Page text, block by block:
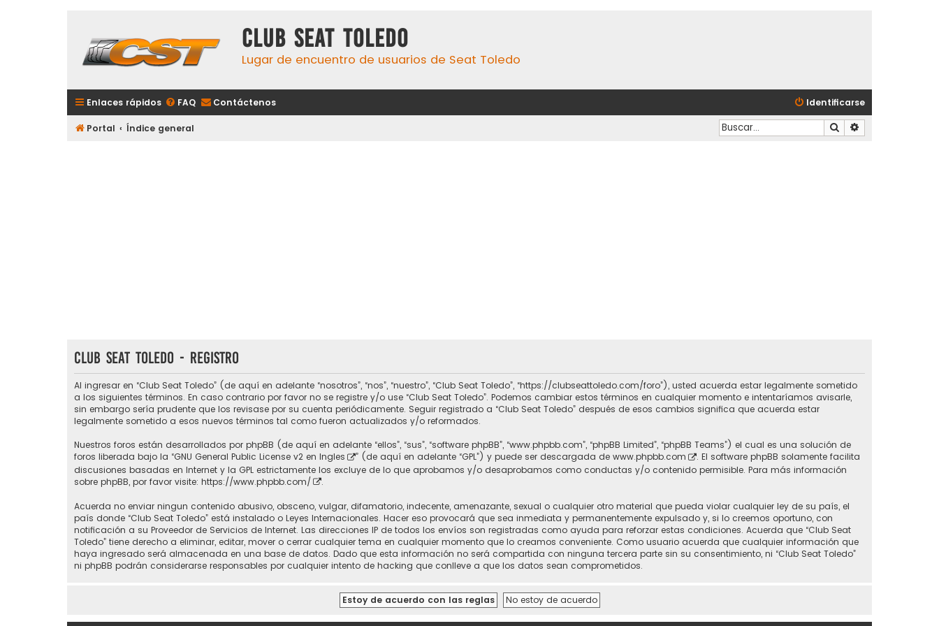
Club Seat Toledo
Lugar de encuentro de usuarios de Seat Toledo
Enlaces rápidos FAQ Contáctenos Identificarse
Portal Índice general Buscar
Club Seat Toledo - Registro
Al ingresar en “Club Seat Toledo” (de aquí en adelante “nosotros”, “nos”, “nuestro”, “Club Seat Toledo”, “https://clubseattoledo.com/foro”), usted acuerda estar legalmente sometido
a los siguientes términos. En caso contrario por favor no se registre y/o use “Club Seat Toledo”. Podemos cambiar estos términos en cualquier momento e intentaríamos avisarle,
sin embargo sería prudente que los revisase por su cuenta periódicamente. Seguir registrado a “Club Seat Toledo” después de esos cambios significa que acuerda estar
legalmente sometido a esos nuevos términos tal como fueron actualizados y/o reformados.
Nuestros foros están desarrollados por phpBB (de aquí en adelante “ellos”, “sus”, “software phpBB”, “www.phpbb.com”, “phpBB Limited”, “phpBB Teams”) el cual es una solución de
foros liberada bajo la “GNU General Public License v2 en Ingles ” (de aquí en adelante “GPL”) y puede ser descargada de www.phpbb.com
. El software phpBB solamente facilita
discusiones basadas en Internet y la GPL estrictamente los excluye de lo que aprobamos y/o desaprobamos como conductas y/o contenido permisible. Para más información
sobre phpBB, por favor visite: https://www.phpbb.com/ .
Acuerda no enviar ningun contenido abusivo, obsceno, vulgar, difamatorio, indecente, amenazante, sexual o cualquier otro material que pueda violar cualquier ley de su país, el
país donde “Club Seat Toledo” está instalado o Leyes Internacionales. Hacer eso provocará que sea inmediata y permanentemente expulsado y, si lo creemos oportuno, con
notificación a su Proveedor de Servicios de Internet. Las direcciones IP de todos los envíos son registradas como ayuda para reforzar estas condiciones. Acuerda que “Club Seat
Toledo” tiene derecho a eliminar, editar, mover o cerrar cualquier tema en cualquier momento que lo creamos conveniente. Como usuario acuerda que cualquier información que
haya ingresado será almacenada en una base de datos. Dado que esta información no será compartida con ninguna tercera parte sin su consentimiento, ni “Club Seat Toledo”
ni phpBB podrán considerarse responsables por cualquier intento de hacking que conlleve a que los datos sean comprometidos.